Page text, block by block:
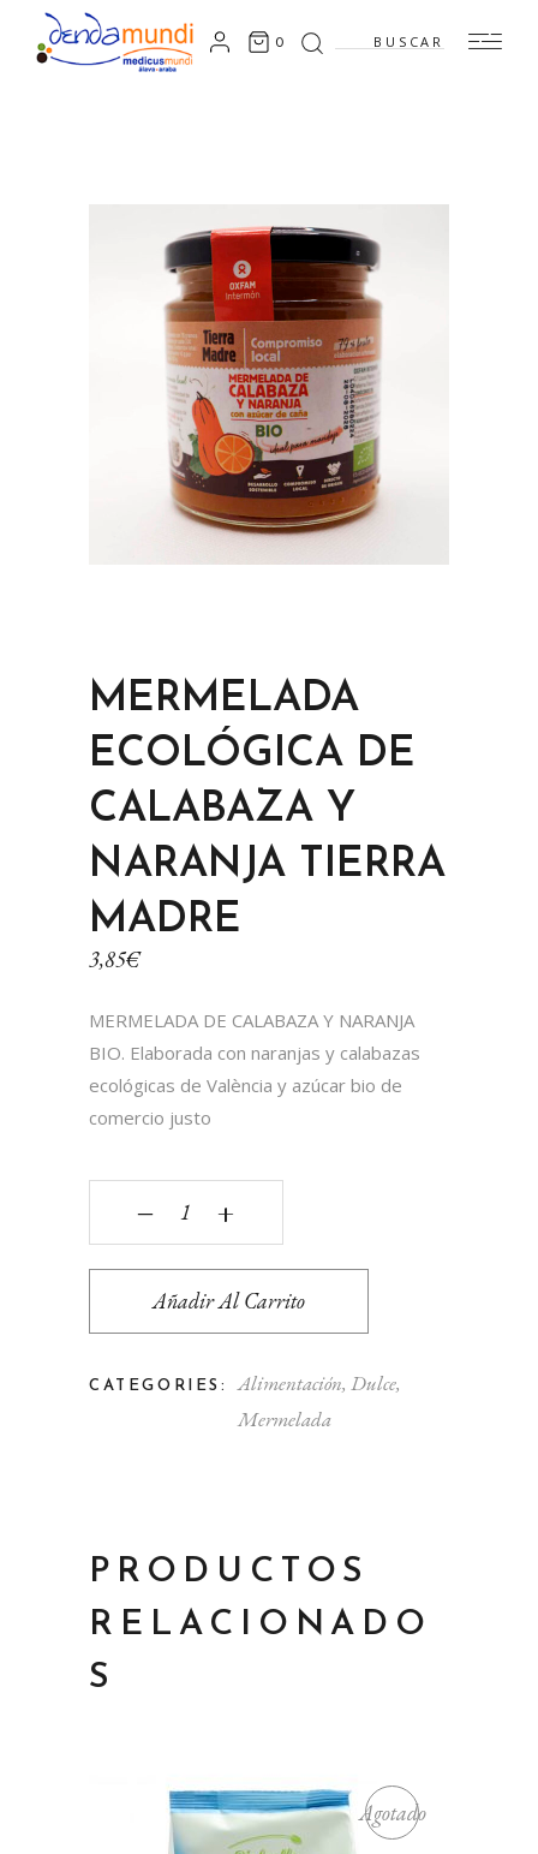
0 Search
for:
MERMELADA
ECOLÓGICA DE
CALABAZA Y
NARANJA TIERRA
MADRE
3,85€
MERMELADA DE CALABAZA Y NARANJA
BIO. Elaborada con naranjas y calabazas
ecológicas de València y azúcar bio de
comercio justo
MERMELADA ECOLÓGICA DE CALABAZA Y
‒ +
Añadir Al Carrito
CATEGORIES: Alimentación, Dulce,
Mermelada
PRODUCTOS
RELACIONADO
S
Agotado